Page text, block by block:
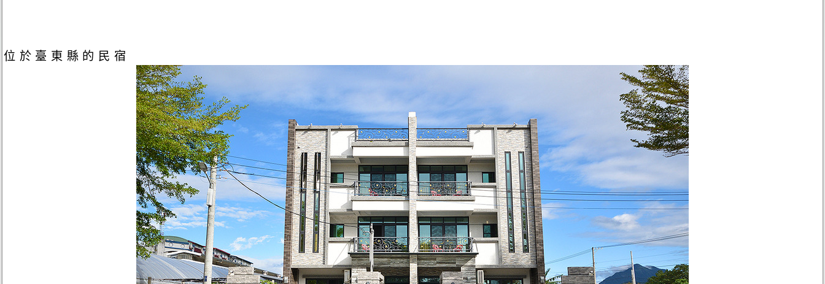
位於臺東縣的民宿